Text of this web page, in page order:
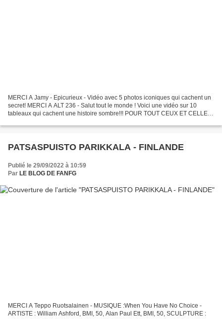
MERCI A Jamy - Epicurieux - Vidéo avec 5 photos iconiques qui cachent un
secret! MERCI A ALT 236 - Salut tout le monde ! Voici une vidéo sur 10
tableaux qui cachent une histoire sombre!!! POUR TOUT CEUX ET CELLES
PATSASPUISTO PARIKKALA - FINLANDE
Publié le 29/09/2022 à 10:59
Par LE BLOG DE FANFG
MERCI A Teppo Ruotsalainen - MUSIQUE :When You Have No Choice -
ARTISTE : William Ashford, BMI, 50, Alan Paul Ett, BMI, 50, SCULPTURE :